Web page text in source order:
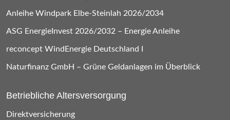
Anleihe Windpark Elbe-Steinlah 2026/2034
ASG EnergieInvest 2026/2032 – Energie Anleihe
reconcept WindEnergie Deutschland I
Naturfinanz GmbH – Grüne Geldanlagen im Überblick
Betriebliche Altersversorgung
Direktversicherung